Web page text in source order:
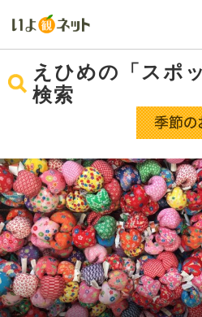
えひめの「スポ
検索